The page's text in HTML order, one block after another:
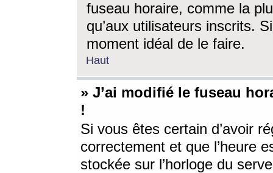
fuseau horaire, comme la
qu’aux utilisateurs inscrits.
moment idéal de le faire.
Haut
» J’ai modifié le fuseau
!
Si vous êtes certain d’avoir
correctement et que l’heure
stockée sur l’horloge du